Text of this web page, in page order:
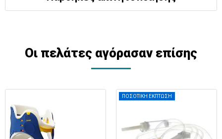
Οι πελάτες αγόρασαν επίσης
ΠΟΣΟΤΙΚΗ ΕΚΠΤΩΣΗ